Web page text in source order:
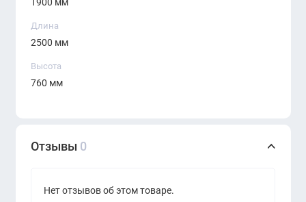
1900 мм
Длина
2500 мм
Высота
760 мм
Отзывы 0
Нет отзывов об этом товаре.